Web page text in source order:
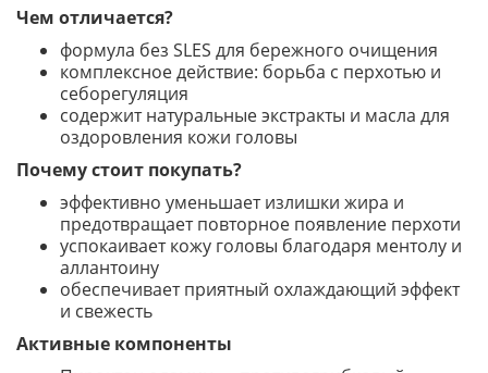
Чем отличается?
формула без SLES для бережного очищения
комплексное действие: борьба с перхотью и
себорегуляция
содержит натуральные экстракты и масла для
оздоровления кожи головы
Почему стоит покупать?
эффективно уменьшает излишки жира и
предотвращает повторное появление перхоти
успокаивает кожу головы благодаря ментолу и
аллантоину
обеспечивает приятный охлаждающий эффект
и свежесть
Активные компоненты